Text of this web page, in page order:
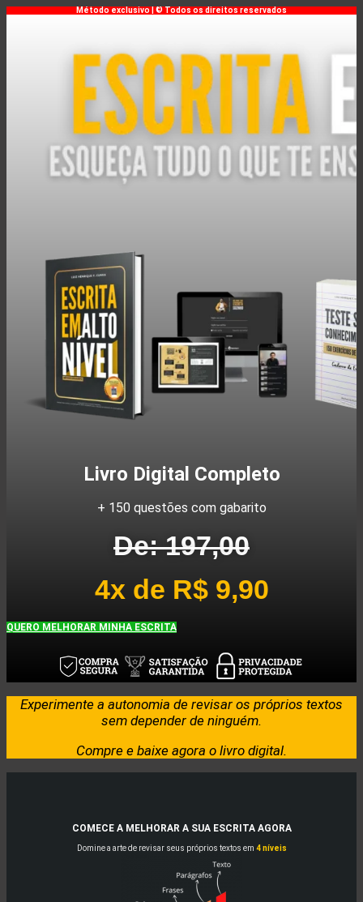
Método exclusivo | © Todos os direitos reservados
Livro Digital Completo
+ 150 questões com gabarito
De: 197,00
4x de R$ 9,90
QUERO MELHORAR MINHA ESCRITA
Experimente a autonomia de revisar os próprios textos
sem depender de ninguém.
Compre e baixe agora o livro digital.
COMECE A MELHORAR A SUA ESCRITA AGORA
Domine a arte de revisar seus próprios textos em 4 níveis